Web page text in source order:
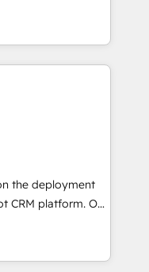
support tailored
With 125+
(coast to coast), our
& French.
Academy.
cada etapa de su
tecnología y
excelencia
a largo plazo.
the deployment
platform. Our
adoption and
our